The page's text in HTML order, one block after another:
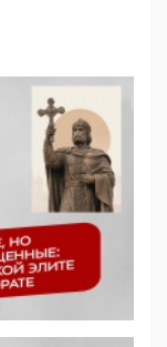
но
намерено
право
объекты от
с